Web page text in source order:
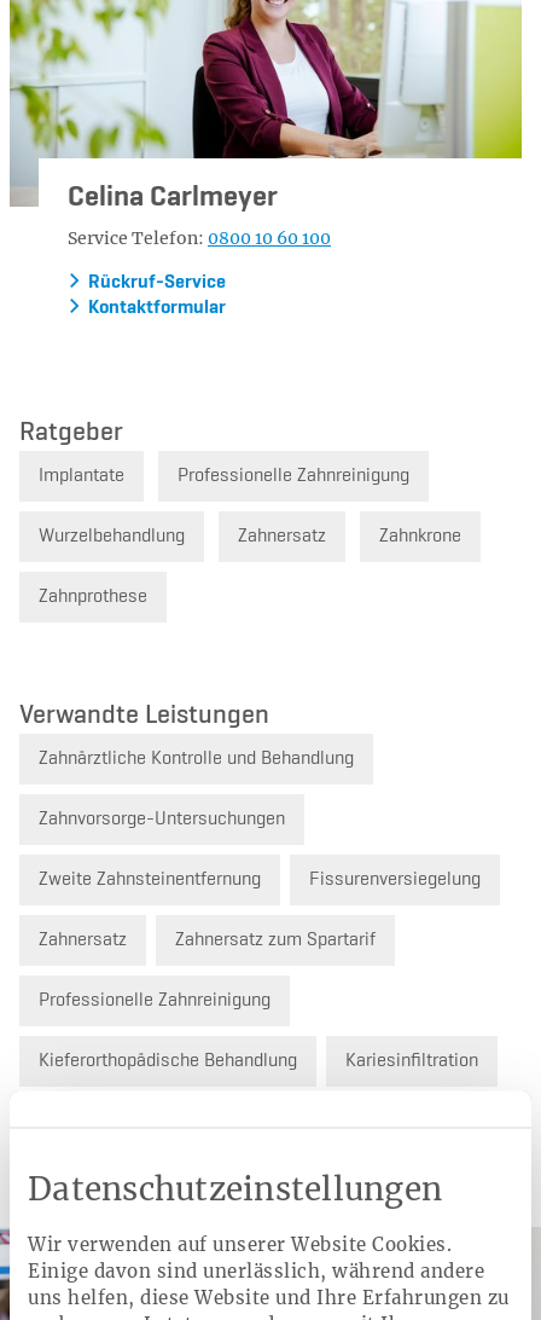
Datenschutzeinstellungen
Wir verwenden auf unserer Website Cookies.
Einige davon sind unerlässlich, während andere
uns helfen, diese Website und Ihre Erfahrungen zu
Celina Carlmeyer
Service Telefon: 0800 10 60 100
Rückruf-Service
Kontaktformular
Ratgeber
Implantate Professionelle Zahnreinigung
Wurzelbehandlung Zahnersatz Zahnkrone
Zahnprothese
Verwandte Leistungen
Zahnärztliche Kontrolle und Behandlung
Zahnvorsorge-Untersuchungen
Zweite Zahnsteinentfernung Fissurenversiegelung
Zahnersatz Zahnersatz zum Spartarif
Professionelle Zahnreinigung
Kieferorthopädische Behandlung Kariesinfiltration
Weitere Angebote